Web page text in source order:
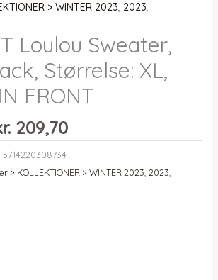
> WINTER 2023, 2023,
Loulou Sweater,
Størrelse: XL,
FRONT
209,70Den
aktuelle
er:
5714220308734
> KOLLEKTIONER > WINTER 2023 2023